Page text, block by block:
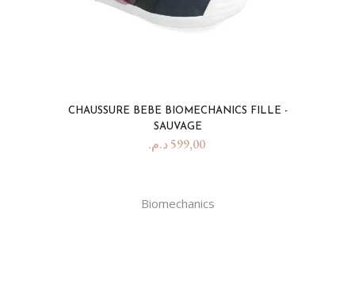
CHAUSSURE BEBE BIOMECHANICS FILLE -
SAUVAGE
599,00 د.م.
Biomechanics